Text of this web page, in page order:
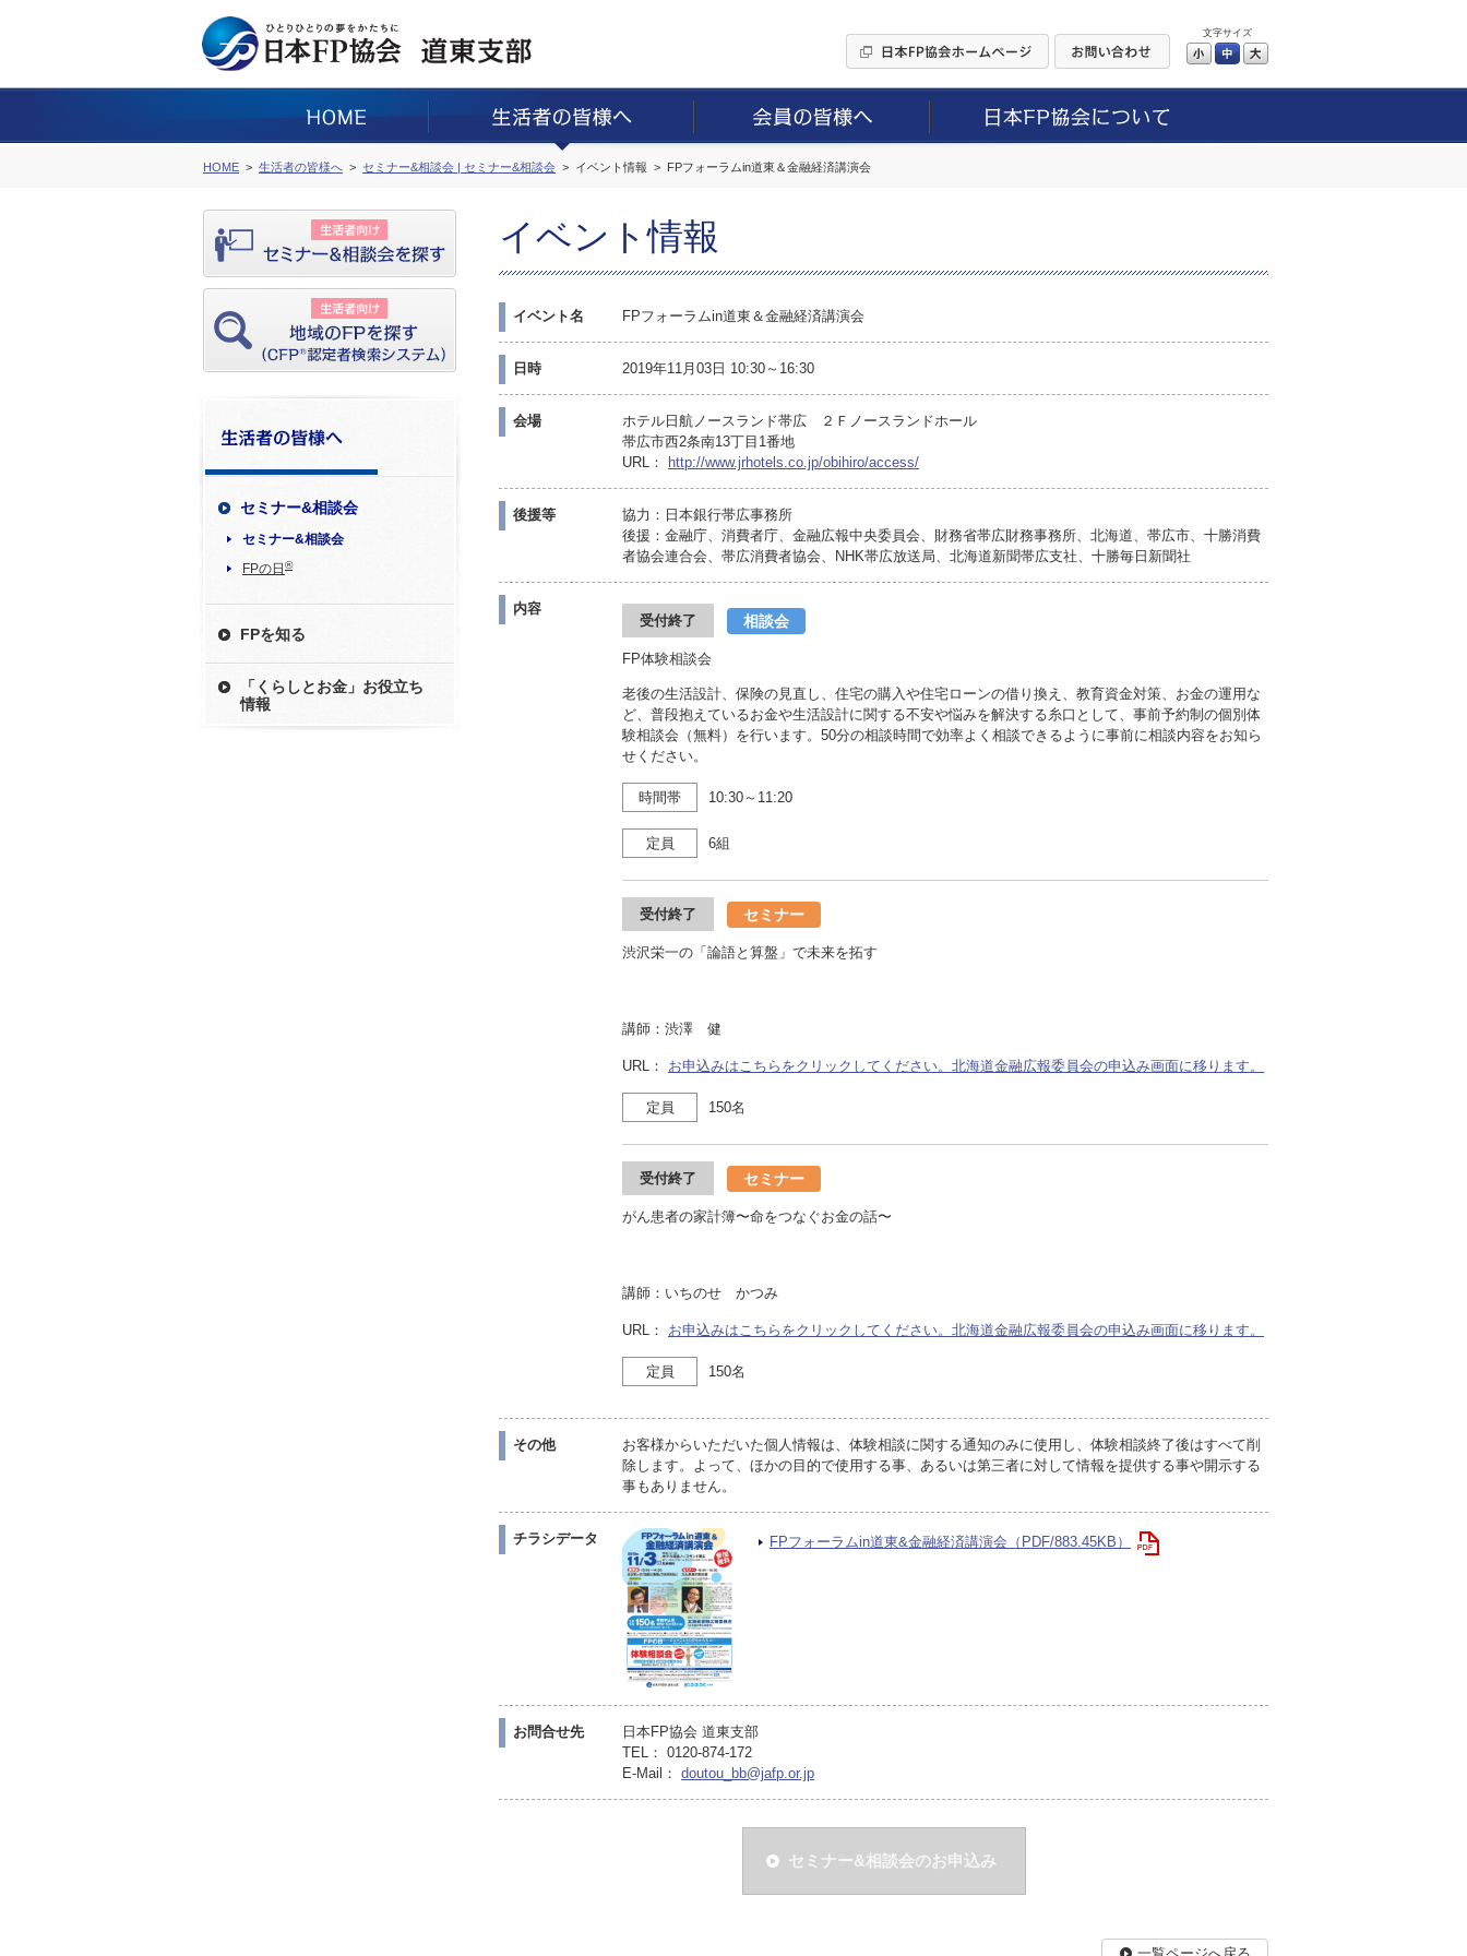
文字サイズ
小 中
HOME 生活者の皆様へ セミナー&相談会 | セミナー&相談会 イベント情報 FPフォーラムin道東＆金融経済講演会
セミナー&相談会
セミナー&相談会
FPの日 ®
FPを知る
「くらしとお金」お役立ち
情報
イベント情報
イベント名 FPフォーラムin道東＆金融経済講演会
日時 2019年11月03日 10:30～16:30
会場
ホテル日航ノースランド帯広 ２Ｆノースランドホール
帯広市西2条南13丁目1番地
URL：
http://www.jrhotels.co.jp/obihiro/access/
後援等
協力：日本銀行帯広事務所
後援：金融庁、消費者庁、金融広報中央委員会、財務省帯広財務事務所、北海道、帯広市、十勝消費
者協会連合会、帯広消費者協会、NHK帯広放送局、北海道新聞帯広支社、十勝毎日新聞社
内容
受付終了 相談会
FP体験相談会
老後の生活設計、保険の見直し、住宅の購入や住宅ローンの借り換え、教育資金対策、お金の運用な
ど、普段抱えているお金や生活設計に関する不安や悩みを解決する糸口として、事前予約制の個別体
験相談会（無料）を行います。50分の相談時間で効率よく相談できるように事前に相談内容をお知ら
せください。
時間帯 10:30～11:20
定員 6組
受付終了 セミナー
渋沢栄一の「論語と算盤」で未来を拓す
講師：渋澤 健
URL： お申込みはこちらをクリックしてください。北海道金融広報委員会の申込み画面に移ります。
定員 150名
受付終了 セミナー
がん患者の家計簿〜命をつなぐお金の話〜
講師：いちのせ かつみ
URL： お申込みはこちらをクリックしてください。北海道金融広報委員会の申込み画面に移ります。
定員 150名
その他
お客様からいただいた個人情報は、体験相談に関する通知のみに使用し、体験相談終了後はすべて削
除します。よって、ほかの目的で使用する事、あるいは第三者に対して情報を提供する事や開示する
事もありません。
チラシデータ FPフォーラムin道東&金融経済講演会（PDF/883.45KB）
お問合せ先
日本FP協会 道東支部
TEL： 0120-874-172
E-Mail： doutou_bb@jafp.or.jp
セミナー&相談会のお申込み